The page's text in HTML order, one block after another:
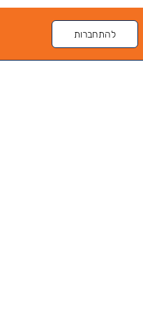
להתחברות